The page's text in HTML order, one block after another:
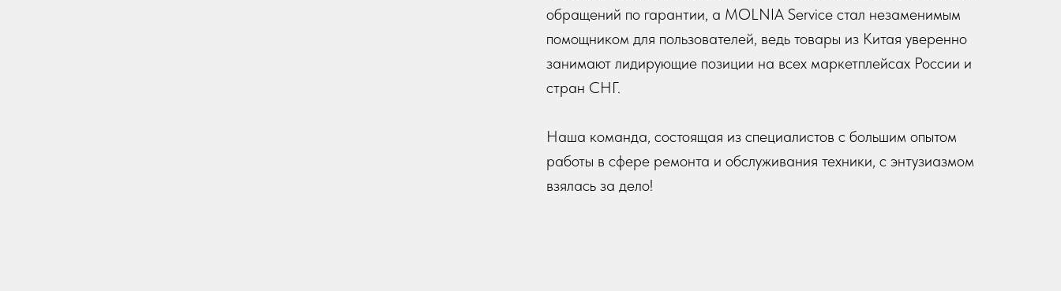
обращений по гарантии, а MOLNIA Service стал незаменимым
помощником для пользователей, ведь товары из Китая уверенно
занимают лидирующие позиции на всех маркетплейсах России и
стран СНГ.
Наша команда, состоящая из специалистов с большим опытом
работы в сфере ремонта и обслуживания техники, с энтузиазмом
взялась за дело!